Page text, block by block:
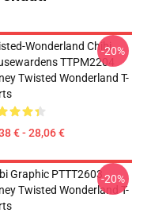
Wonderland Chibi
TTPM2204
Twisted Wonderland T-
€ - 28,06 €
-20%
Graphic PTTT2603
Twisted Wonderland T-
-20%